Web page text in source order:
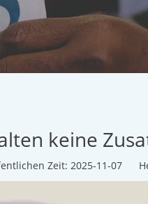
keine
Zeit: 2025-11-07